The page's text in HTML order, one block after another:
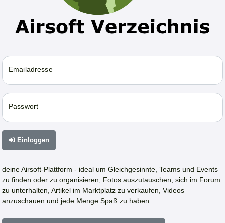
Emailadresse
Passwort
Einloggen
deine Airsoft-Plattform - ideal um Gleichgesinnte, Teams und Events
zu finden oder zu organisieren, Fotos auszutauschen, sich im Forum
zu unterhalten, Artikel im Marktplatz zu verkaufen, Videos
anzuschauen und jede Menge Spaß zu haben.